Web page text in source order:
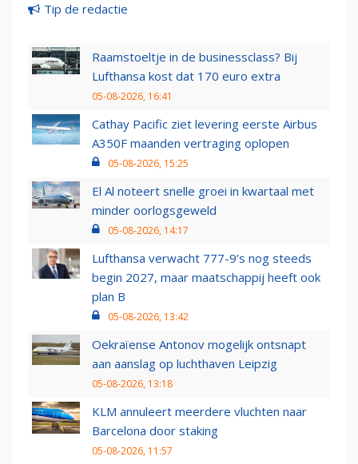
Tip de redactie
Raamstoeltje in de businessclass? Bij
Lufthansa kost dat 170 euro extra
05-08-2026, 16:41
Cathay Pacific ziet levering eerste Airbus
A350F maanden vertraging oplopen
05-08-2026, 15:25
El Al noteert snelle groei in kwartaal met
minder oorlogsgeweld
05-08-2026, 14:17
Lufthansa verwacht 777-9’s nog steeds
begin 2027, maar maatschappij heeft ook
plan B
05-08-2026, 13:42
Oekraïense Antonov mogelijk ontsnapt
aan aanslag op luchthaven Leipzig
05-08-2026, 13:18
KLM annuleert meerdere vluchten naar
Barcelona door staking
05-08-2026, 11:57